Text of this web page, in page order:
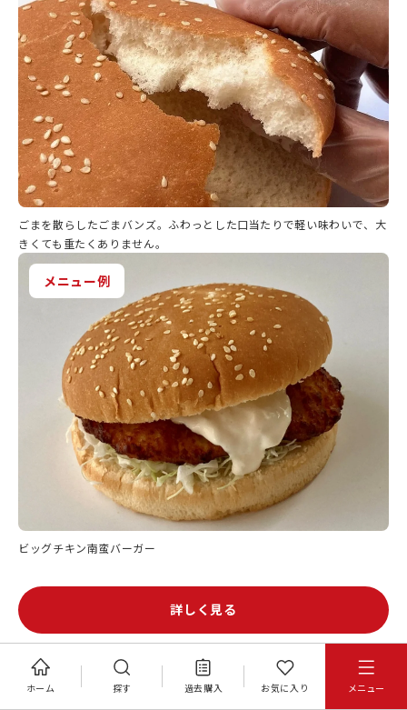
ホーム 探す 過去購入 お気に入り メニュー
ごまを散らしたごまバンズ。ふわっとした口当たりで軽い味わいで、大
きくても重たくありません。
メニュー例
ビッグチキン南蛮バーガー
詳しく見る